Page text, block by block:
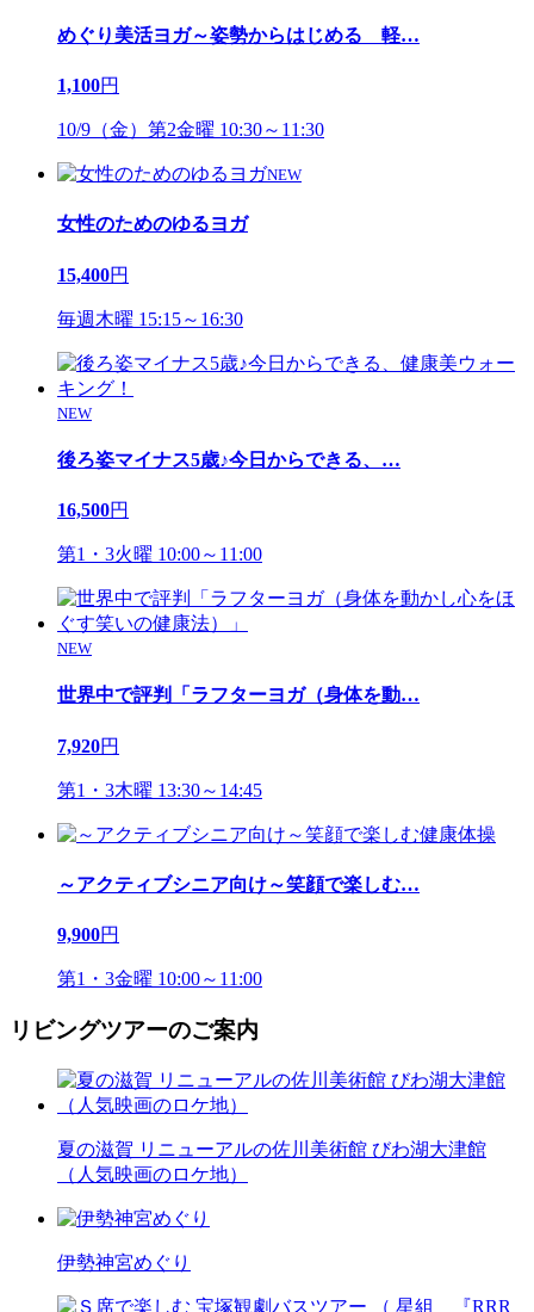
めぐり美活ヨガ～姿勢からはじめる 軽…
1,100円
10/9（金）第2金曜 10:30～11:30
NEW
女性のためのゆるヨガ
15,400円
毎週木曜 15:15～16:30
NEW
後ろ姿マイナス5歳♪今日からできる、 …
16,500円
第1・3火曜 10:00～11:00
NEW
世界中で評判「ラフターヨガ（身体を動…
7,920円
第1・3木曜 13:30～14:45
～アクティブシニア向け～笑顔で楽しむ…
9,900円
第1・3金曜 10:00～11:00
リビングツアーのご案内
夏の滋賀 リニューアルの佐川美術館 びわ湖大津館
（人気映画のロケ地）
伊勢神宮めぐり